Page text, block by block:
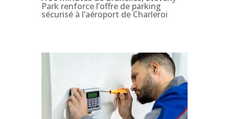
Park renforce l’offre de parking
sécurisé à l’aéroport de Charleroi